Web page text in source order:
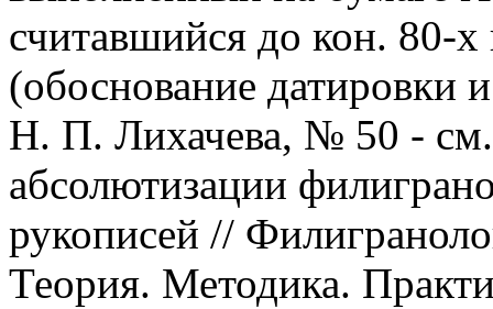
считавшийся до кон. 80-
(обоснование датировки
Н. П. Лихачева, № 50 -
абсолютизации
рукописей //
Теория. Методика.